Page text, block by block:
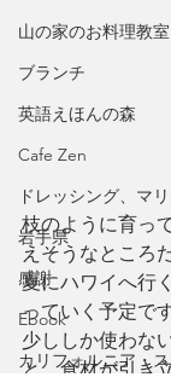
山の家のお料理教室
ブランチ
英語えほんの森
Cafe Zen
ドレッシング、マ
岩手県
感謝
Ebook
カリフォルニア・
枝のように育っ
えそうなところ
夏にハワイへ行
っていく予定です
少ししか使わな
と、食材が引き